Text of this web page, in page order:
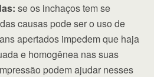
se os inchaços tem se
causas pode ser o uso de
apertados impedem que haja
e homogênea nas suas
podem ajudar nesses